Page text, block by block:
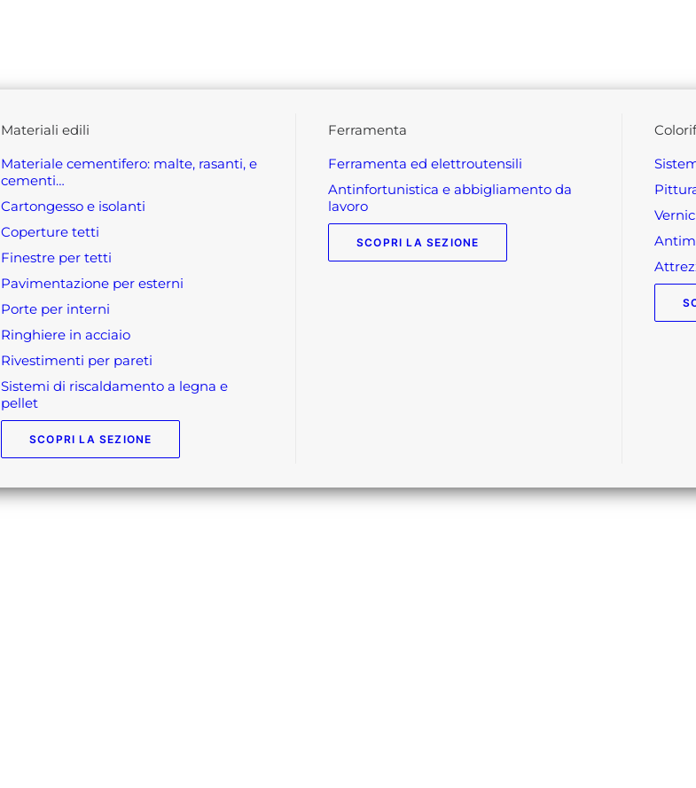
materiali edili
materiale cementifero: malte, rasanti, e
cementi…
cartongesso e isolanti
coperture tetti
finestre per tetti
pavimentazione per esterni
porte per interni
ringhiere in acciaio
rivestimenti per pareti
sistemi di riscaldamento a legna e
pellet
SCOPRI LA SEZIONE
ferramenta
ferramenta ed elettroutensili
antinfortunistica e abbigliamento da
lavoro
SCOPRI LA SEZIONE